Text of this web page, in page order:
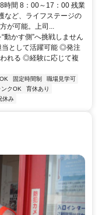
時間 8：00～17：00 残業
など、ライフステージの
が可能。上司...
動かす側”へ挑戦しません
として活躍可能 ◎発注
れる ◎経験に応じて複
固定時間制
職場見学可
ンクOK
育休あり
休み